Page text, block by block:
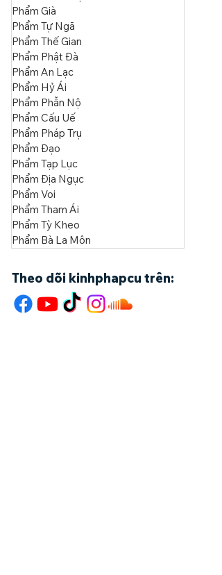
Phẩm Ác
Phẩm Hình Phạt
Phẩm Già
Phẩm Tự Ngã
Phẩm Thế Gian
Phẩm Phật Đà
Phẩm An Lạc
Phẩm Hỷ Ái
Phẩm Phẫn Nộ
Phẩm Cấu Uế
Phẩm Pháp Trụ
Phẩm Đạo
Phẩm Tạp Lục
Phẩm Địa Ngục
Phẩm Voi
Phẩm Tham Ái
Phẩm Tỳ Kheo
Theo dõi kinhphapcu trên: